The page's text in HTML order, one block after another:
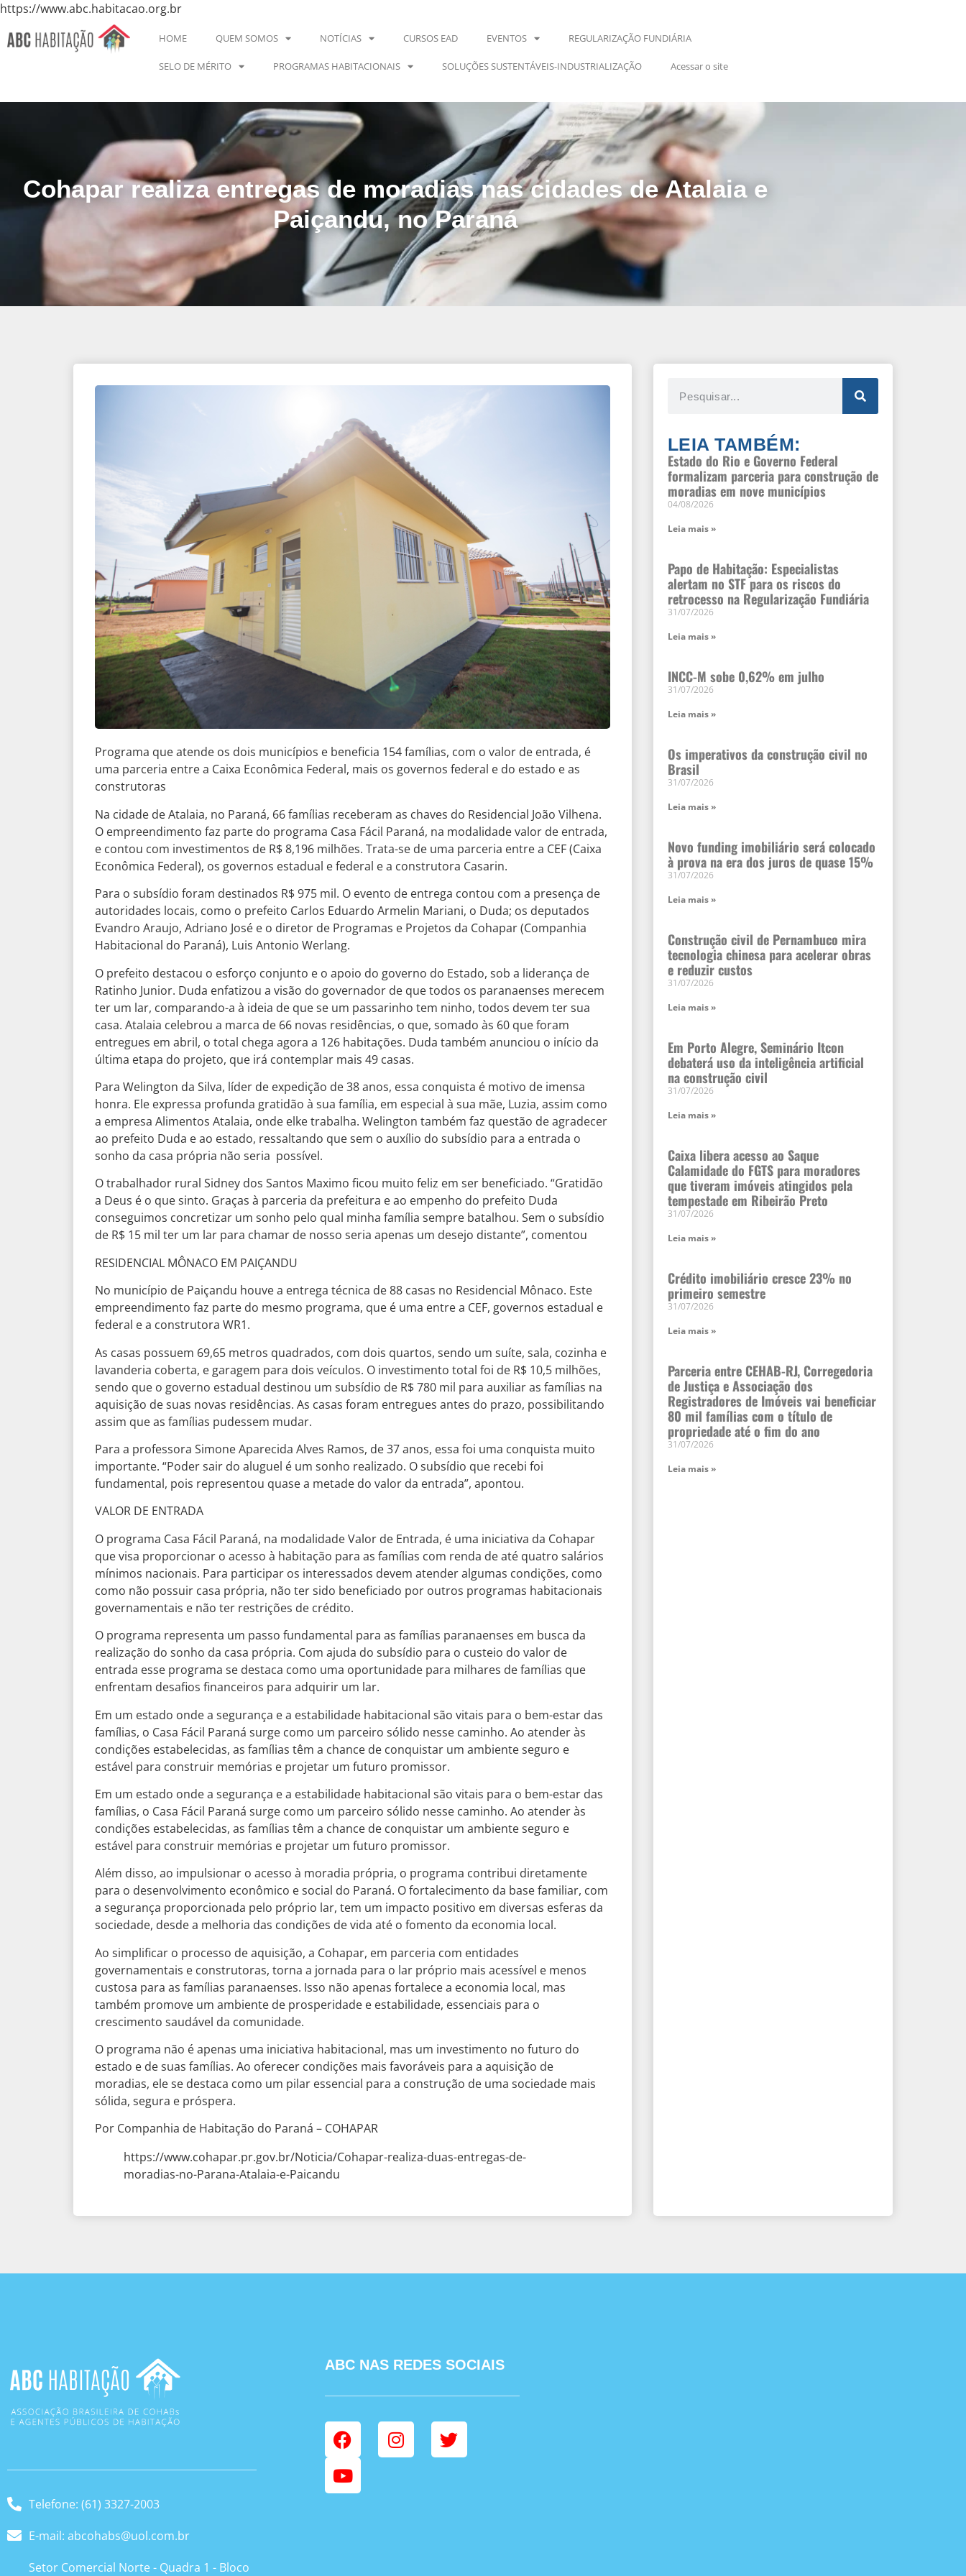
https://www.abc.habitacao.org.br
HOME QUEM SOMOS NOTÍCIAS CURSOS EAD EVENTOS REGULARIZAÇÃO FUNDIÁRIA
SELO DE MÉRITO PROGRAMAS HABITACIONAIS SOLUÇÕES SUSTENTÁVEIS-INDUSTRIALIZAÇÃO Acessar o site
Cohapar realiza entregas de moradias nas cidades de Atalaia e
Paiçandu, no Paraná
Programa que atende os dois municípios e beneficia 154 famílias, com o valor de entrada, é
uma parceria entre a Caixa Econômica Federal, mais os governos federal e do estado e as
construtoras
Na cidade de Atalaia, no Paraná, 66 famílias receberam as chaves do Residencial João Vilhena.
O empreendimento faz parte do programa Casa Fácil Paraná, na modalidade valor de entrada,
e contou com investimentos de R$ 8,196 milhões. Trata-se de uma parceria entre a CEF (Caixa
Econômica Federal), os governos estadual e federal e a construtora Casarin.
Para o subsídio foram destinados R$ 975 mil. O evento de entrega contou com a presença de
autoridades locais, como o prefeito Carlos Eduardo Armelin Mariani, o Duda; os deputados
Evandro Araujo, Adriano José e o diretor de Programas e Projetos da Cohapar (Companhia
Habitacional do Paraná), Luis Antonio Werlang.
O prefeito destacou o esforço conjunto e o apoio do governo do Estado, sob a liderança de
Ratinho Junior. Duda enfatizou a visão do governador de que todos os paranaenses merecem
ter um lar, comparando-a à ideia de que se um passarinho tem ninho, todos devem ter sua
casa. Atalaia celebrou a marca de 66 novas residências, o que, somado às 60 que foram
entregues em abril, o total chega agora a 126 habitações. Duda também anunciou o início da
última etapa do projeto, que irá contemplar mais 49 casas.
Para Welington da Silva, líder de expedição de 38 anos, essa conquista é motivo de imensa
honra. Ele expressa profunda gratidão à sua família, em especial à sua mãe, Luzia, assim como
a empresa Alimentos Atalaia, onde elke trabalha. Welington também faz questão de agradecer
ao prefeito Duda e ao estado, ressaltando que sem o auxílio do subsídio para a entrada o
sonho da casa própria não seria possível.
O trabalhador rural Sidney dos Santos Maximo ficou muito feliz em ser beneficiado. “Gratidão
a Deus é o que sinto. Graças à parceria da prefeitura e ao empenho do prefeito Duda
conseguimos concretizar um sonho pelo qual minha família sempre batalhou. Sem o subsídio
de R$ 15 mil ter um lar para chamar de nosso seria apenas um desejo distante”, comentou
RESIDENCIAL MÔNACO EM PAIÇANDU
No município de Paiçandu houve a entrega técnica de 88 casas no Residencial Mônaco. Este
empreendimento faz parte do mesmo programa, que é uma entre a CEF, governos estadual e
federal e a construtora WR1.
As casas possuem 69,65 metros quadrados, com dois quartos, sendo um suíte, sala, cozinha e
lavanderia coberta, e garagem para dois veículos. O investimento total foi de R$ 10,5 milhões,
sendo que o governo estadual destinou um subsídio de R$ 780 mil para auxiliar as famílias na
aquisição de suas novas residências. As casas foram entregues antes do prazo, possibilitando
assim que as famílias pudessem mudar.
Para a professora Simone Aparecida Alves Ramos, de 37 anos, essa foi uma conquista muito
importante. “Poder sair do aluguel é um sonho realizado. O subsídio que recebi foi
fundamental, pois representou quase a metade do valor da entrada”, apontou.
VALOR DE ENTRADA
O programa Casa Fácil Paraná, na modalidade Valor de Entrada, é uma iniciativa da Cohapar
que visa proporcionar o acesso à habitação para as famílias com renda de até quatro salários
mínimos nacionais. Para participar os interessados devem atender algumas condições, como
como não possuir casa própria, não ter sido beneficiado por outros programas habitacionais
governamentais e não ter restrições de crédito.
O programa representa um passo fundamental para as famílias paranaenses em busca da
realização do sonho da casa própria. Com ajuda do subsídio para o custeio do valor de
entrada esse programa se destaca como uma oportunidade para milhares de famílias que
enfrentam desafios financeiros para adquirir um lar.
Em um estado onde a segurança e a estabilidade habitacional são vitais para o bem-estar das
famílias, o Casa Fácil Paraná surge como um parceiro sólido nesse caminho. Ao atender às
condições estabelecidas, as famílias têm a chance de conquistar um ambiente seguro e
estável para construir memórias e projetar um futuro promissor.
Em um estado onde a segurança e a estabilidade habitacional são vitais para o bem-estar das
famílias, o Casa Fácil Paraná surge como um parceiro sólido nesse caminho. Ao atender às
condições estabelecidas, as famílias têm a chance de conquistar um ambiente seguro e
estável para construir memórias e projetar um futuro promissor.
Além disso, ao impulsionar o acesso à moradia própria, o programa contribui diretamente
para o desenvolvimento econômico e social do Paraná. O fortalecimento da base familiar, com
a segurança proporcionada pelo próprio lar, tem um impacto positivo em diversas esferas da
sociedade, desde a melhoria das condições de vida até o fomento da economia local.
Ao simplificar o processo de aquisição, a Cohapar, em parceria com entidades
governamentais e construtoras, torna a jornada para o lar próprio mais acessível e menos
custosa para as famílias paranaenses. Isso não apenas fortalece a economia local, mas
também promove um ambiente de prosperidade e estabilidade, essenciais para o
crescimento saudável da comunidade.
O programa não é apenas uma iniciativa habitacional, mas um investimento no futuro do
estado e de suas famílias. Ao oferecer condições mais favoráveis para a aquisição de
moradias, ele se destaca como um pilar essencial para a construção de uma sociedade mais
sólida, segura e próspera.
Por Companhia de Habitação do Paraná – COHAPAR
https://www.cohapar.pr.gov.br/Noticia/Cohapar-realiza-duas-entregas-de-
moradias-no-Parana-Atalaia-e-Paicandu
LEIA TAMBÉM:
Estado do Rio e Governo Federal
formalizam parceria para construção de
moradias em nove municípios
04/08/2026
Leia mais »
Papo de Habitação: Especialistas
alertam no STF para os riscos do
retrocesso na Regularização Fundiária
31/07/2026
Leia mais »
INCC-M sobe 0,62% em julho
31/07/2026
Leia mais »
Os imperativos da construção civil no
Brasil
31/07/2026
Leia mais »
Novo funding imobiliário será colocado
à prova na era dos juros de quase 15%
31/07/2026
Leia mais »
Construção civil de Pernambuco mira
tecnologia chinesa para acelerar obras
e reduzir custos
31/07/2026
Leia mais »
Em Porto Alegre, Seminário Itcon
debaterá uso da inteligência artificial
na construção civil
31/07/2026
Leia mais »
Caixa libera acesso ao Saque
Calamidade do FGTS para moradores
que tiveram imóveis atingidos pela
tempestade em Ribeirão Preto
31/07/2026
Leia mais »
Crédito imobiliário cresce 23% no
primeiro semestre
31/07/2026
Leia mais »
Parceria entre CEHAB-RJ, Corregedoria
de Justiça e Associação dos
Registradores de Imóveis vai beneficiar
80 mil famílias com o título de
propriedade até o fim do ano
31/07/2026
Leia mais »
Telefone: (61) 3327-2003
E-mail: abcohabs@uol.com.br
Setor Comercial Norte - Quadra 1 - Bloco
ABC NAS REDES SOCIAIS